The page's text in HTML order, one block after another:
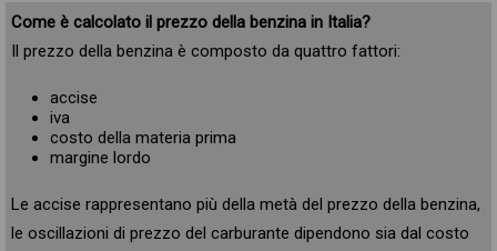
Come è calcolato il prezzo della benzina in Italia?
Il prezzo della benzina è composto da quattro fattori:
accise
iva
costo della materia prima
margine lordo
Le accise rappresentano più della metà del prezzo della benzina,
le oscillazioni di prezzo del carburante dipendono sia dal costo